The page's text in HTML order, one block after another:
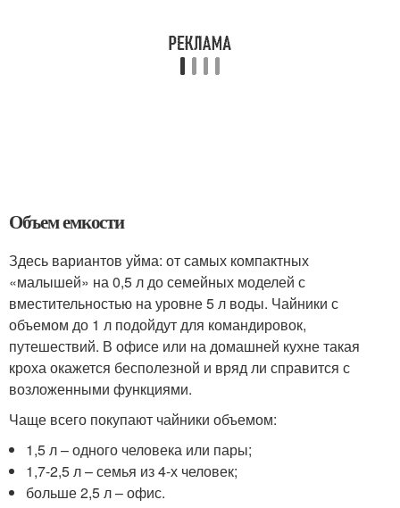
Объем емкости
Здесь вариантов уйма: от самых компактных
«малышей» на 0,5 л до семейных моделей с
вместительностью на уровне 5 л воды. Чайники с
объемом до 1 л подойдут для командировок,
путешествий. В офисе или на домашней кухне такая
кроха окажется бесполезной и вряд ли справится с
возложенными функциями.
Чаще всего покупают чайники объемом:
1,5 л – одного человека или пары;
1,7-2,5 л – семья из 4-х человек;
больше 2,5 л – офис.